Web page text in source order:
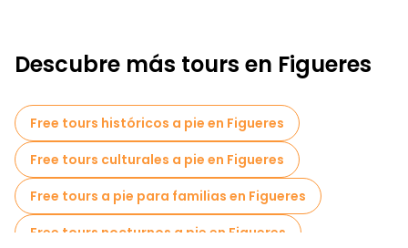
Descubre más tours en Figueres
Free tours históricos a pie en Figueres
Free tours culturales a pie en Figueres
Free tours a pie para familias en Figueres
Free tours nocturnos a pie en Figueres